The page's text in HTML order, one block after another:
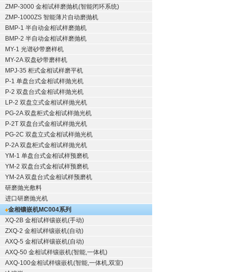
ZMP-3000 金相试样磨抛机(智能闭环系统)
ZMP-1000ZS 智能薄片自动磨抛机
BMP-1 半自动金相试样磨抛机
BMP-2 半自动金相试样磨抛机
MY-1 光谱砂带磨样机
MY-2A 双盘砂带磨样机
MPJ-35 柜式金相试样磨平机
P-1 单盘台式金相试样抛光机
P-2 双盘台式金相试样抛光机
LP-2 双盘立式金相试样抛光机
PG-2A 双盘柜式金相试样抛光机
P-2T 双盘台式金相试样抛光机
PG-2C 双盘立式金相试样抛光机
P-2A 双盘柜式金相试样抛光机
YM-1 单盘台式金相试样预磨机
YM-2 双盘台式金相试样预磨机
YM-2A 双盘台式金相试样预磨机
研磨抛光敷料
进口研磨抛光机
金相镶嵌机MC004系列
XQ-2B 金相试样镶嵌机(手动)
ZXQ-2 金相试样镶嵌机(自动)
AXQ-5 金相试样镶嵌机(自动)
AXQ-50 金相试样镶嵌机(智能,一体机)
AXQ-100金相试样镶嵌机(智能,一体机,双室)